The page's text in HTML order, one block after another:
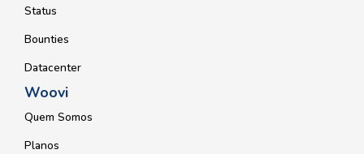
Status
Bounties
Datacenter
Woovi
Quem Somos
Planos